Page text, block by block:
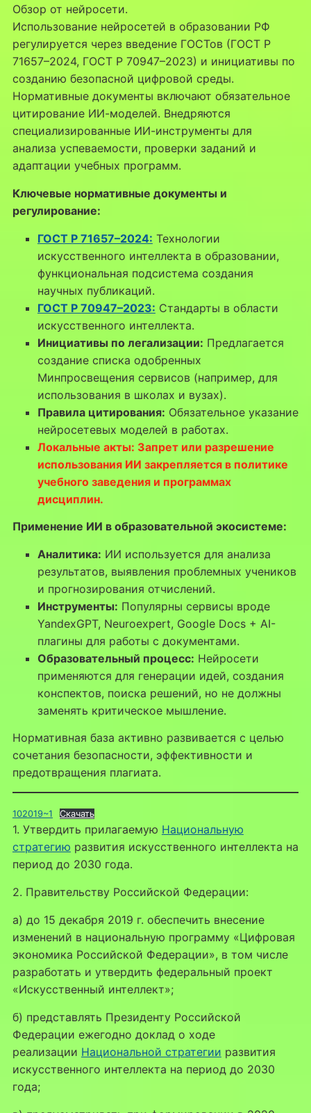
Обзор от нейросети.
Использование нейросетей в образовании РФ
регулируется через введение ГОСТов (ГОСТ Р
71657–2024, ГОСТ Р 70947–2023) и инициативы по
созданию безопасной цифровой среды.
Нормативные документы включают обязательное
цитирование ИИ-моделей. Внедряются
специализированные ИИ-инструменты для
анализа успеваемости, проверки заданий и
адаптации учебных программ.
Ключевые нормативные документы и
регулирование:
ГОСТ Р 71657–2024: Технологии
искусственного интеллекта в образовании,
функциональная подсистема создания
научных публикаций.
ГОСТ Р 70947–2023: Стандарты в области
искусственного интеллекта.
Инициативы по легализации: Предлагается
создание списка одобренных
Минпросвещения сервисов (например, для
использования в школах и вузах).
Правила цитирования: Обязательное указание
нейросетевых моделей в работах.
Локальные акты: Запрет или разрешение
использования ИИ закрепляется в политике
учебного заведения и программах
дисциплин.
Применение ИИ в образовательной экосистеме:
Аналитика: ИИ используется для анализа
результатов, выявления проблемных учеников
и прогнозирования отчислений.
Инструменты: Популярны сервисы вроде
YandexGPT, Neuroexpert, Google Docs + AI-
плагины для работы с документами.
Образовательный процесс: Нейросети
применяются для генерации идей, создания
конспектов, поиска решений, но не должны
заменять критическое мышление.
Нормативная база активно развивается с целью
сочетания безопасности, эффективности и
предотвращения плагиата.
102019~1 Скачать
1. Утвердить прилагаемую Национальную
стратегию развития искусственного интеллекта на
период до 2030 года.
2. Правительству Российской Федерации:
а) до 15 декабря 2019 г. обеспечить внесение
изменений в национальную программу «Цифровая
экономика Российской Федерации», в том числе
разработать и утвердить федеральный проект
«Искусственный интеллект»;
б) представлять Президенту Российской
Федерации ежегодно доклад о ходе
реализации Национальной стратегии развития
искусственного интеллекта на период до 2030
года;